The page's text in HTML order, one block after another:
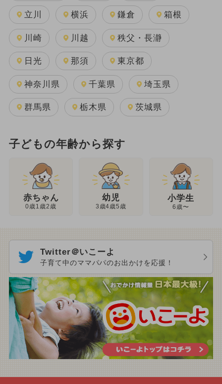
立川 横浜 鎌倉 箱根
川崎 川越 秩父・長瀞
日光 那須 東京都
神奈川県 千葉県 埼玉県
群馬県 栃木県 茨城県
子どもの年齢から探す
赤ちゃん
0歳1歳2歳
幼児
3歳4歳5歳
小学生
6歳〜
Twitter＠いこーよ
子育て中のママパパのお出かけを応援！